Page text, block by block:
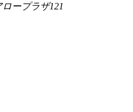
ープラザ121